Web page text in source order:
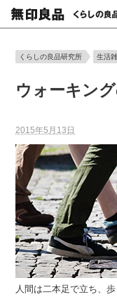
くらしの良品研究所 生活
ウォーキン
2015年5月13日
人間は二本足で立ち、